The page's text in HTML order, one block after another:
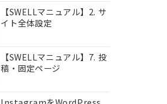
【SWELLマニュアル】2. サ
イト全体設定
【SWELLマニュアル】7. 投
稿・固定ページ